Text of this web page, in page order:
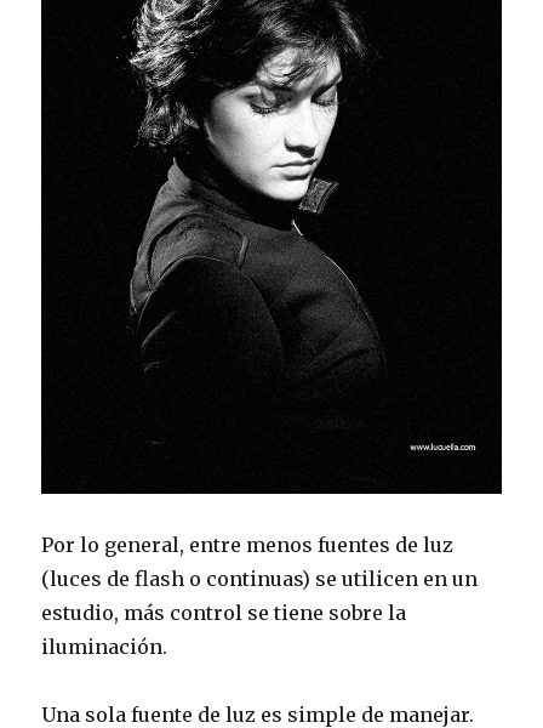
Por lo general, entre menos fuentes de luz
(luces de flash o continuas) se utilicen en un
estudio, más control se tiene sobre la
iluminación.
Una sola fuente de luz es simple de manejar.